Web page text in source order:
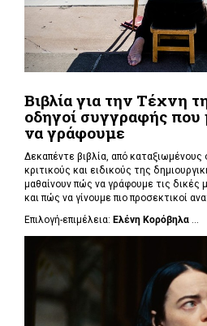
Βιβλία για την Τέχνη
οδηγοί συγγραφής που
να γράφουμε
Δεκαπέντε βιβλία, από καταξιωμένους
κριτικούς και ειδικούς της
μαθαίνουν πώς να γράφουμε τις δικές
και πώς να γίνουμε πιο προσεκτικοί
Επιλογή-επιμέλεια: Ελένη Κορόβηλα ...